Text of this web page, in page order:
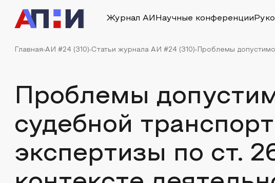
Журнал АИ Научные конференции
Главная АИ #24 (310) Статьи журнала АИ #24 (310) Проблемы
Проблемы
судебной
экспертизы по ст.